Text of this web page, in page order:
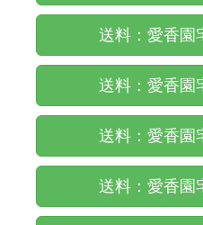
送料：愛香園
送料：愛香園
送料：愛香園
送料：愛香園